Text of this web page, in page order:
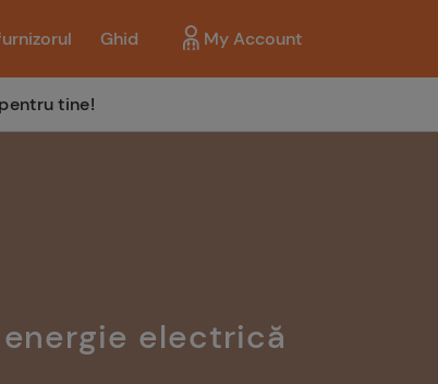
Ghid My Account
tine!
electrică